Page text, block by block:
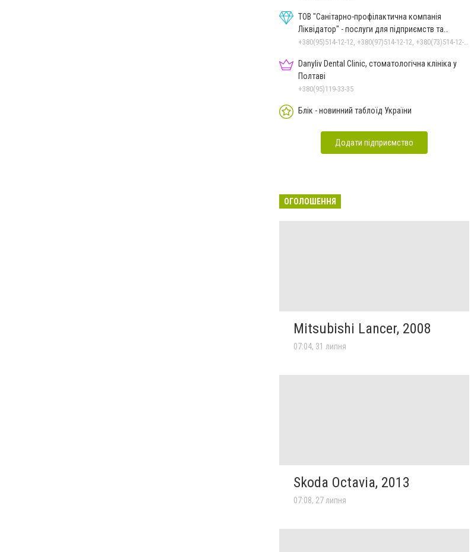
ТОВ "Санітарно-профілактична компанія
Ліквідатор" - послуги для підприємств та
населення
Danyliv Dental Clinic, стоматологічна клініка у
Полтаві
+380(95)119-33-35
Блік - новинний таблоїд України
Додати підприємство
ОГОЛОШЕННЯ
Mitsubishi Lancer, 2008
07:04, 31 липня
Skoda Octavia, 2013
07:08, 27 липня